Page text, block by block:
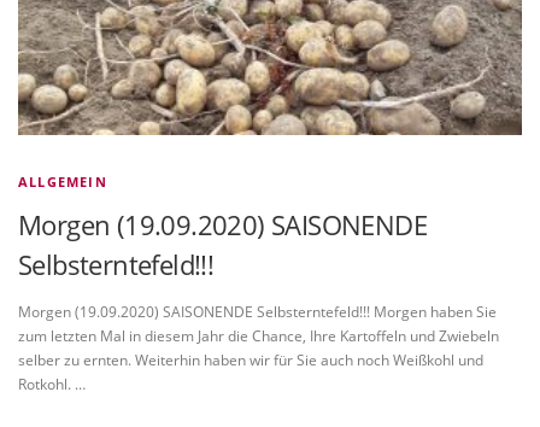
ALLGEMEIN
Morgen (19.09.2020) SAISONENDE
Selbsterntefeld!!!
Morgen (19.09.2020) SAISONENDE Selbsterntefeld!!! Morgen haben Sie
zum letzten Mal in diesem Jahr die Chance, Ihre Kartoffeln und Zwiebeln
selber zu ernten. Weiterhin haben wir für Sie auch noch Weißkohl und
Rotkohl. …